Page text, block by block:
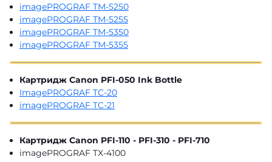
imagePROGRAF TM-5250
imagePROGRAF TM-5255
imagePROGRAF TM-5350
imagePROGRAF TM-5355
Картридж Canon PFI-050 Ink Bottle
ImagePROGRAF TC-20
imagePROGRAF TC-21
Картридж Canon PFI-110 - PFI-310 - PFI-710
imagePROGRAF TX-4100